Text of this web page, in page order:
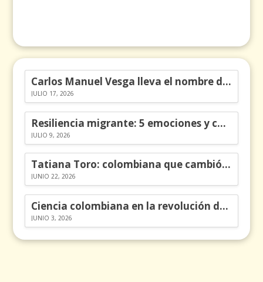
Carlos Manuel Vesga lleva el nombre de Colombia a los Emmy
JULIO 17, 2026
Resiliencia migrante: 5 emociones y cómo gestionarlas
JULIO 9, 2026
Tatiana Toro: colombiana que cambió la historia de las matemáticas
JUNIO 22, 2026
Ciencia colombiana en la revolución de los órganos en chips
JUNIO 3, 2026